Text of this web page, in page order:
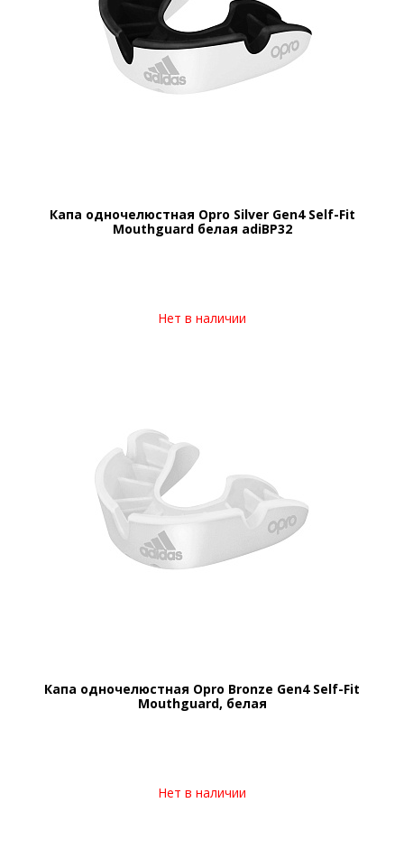
Капа одночелюстная Opro Silver Gen4 Self-Fit
Mouthguard белая adiBP32
Нет в наличии
Капа одночелюстная Opro Bronze Gen4 Self-Fit
Mouthguard, белая
Нет в наличии